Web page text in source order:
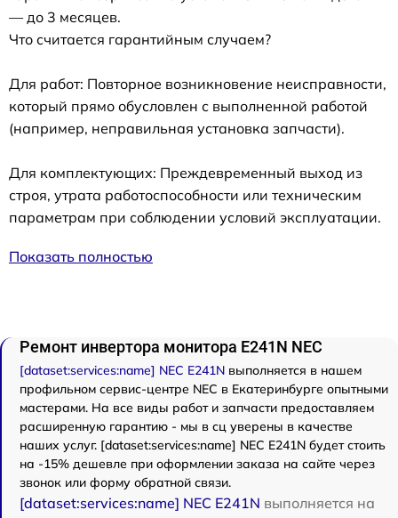
— до 3 месяцев.
Что считается гарантийным случаем?
Для работ: Повторное возникновение неисправности,
который прямо обусловлен с выполненной работой
(например, неправильная установка запчасти).
Для комплектующих: Преждевременный выход из
строя, утрата работоспособности или техническим
параметрам при соблюдении условий эксплуатации.
Показать полностью
Ремонт инвертора монитора E241N NEC
[dataset:services:name] NEC E241N выполняется в нашем
профильном сервис-центре NEC в Екатеринбурге опытными
мастерами. На все виды работ и запчасти предоставляем
расширенную гарантию - мы в сц уверены в качестве
наших услуг. [dataset:services:name] NEC E241N будет стоить
на -15% дешевле при оформлении заказа на сайте через
звонок или форму обратной связи.
[dataset:services:name] NEC E241N выполняется на